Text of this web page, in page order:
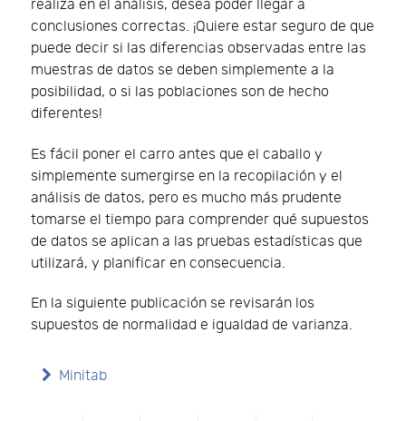
realiza en el análisis, desea poder llegar a
conclusiones correctas. ¡Quiere estar seguro de que
puede decir si las diferencias observadas entre las
muestras de datos se deben simplemente a la
posibilidad, o si las poblaciones son de hecho
diferentes!
Es fácil poner el carro antes que el caballo y
simplemente sumergirse en la recopilación y el
análisis de datos, pero es mucho más prudente
tomarse el tiempo para comprender qué supuestos
de datos se aplican a las pruebas estadísticas que
utilizará, y planificar en consecuencia.
En la siguiente publicación se revisarán los
supuestos de normalidad e igualdad de varianza.
Minitab